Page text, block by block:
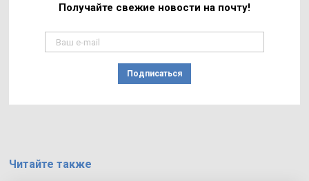
Получайте свежие новости на почту!
Подписаться
Читайте также